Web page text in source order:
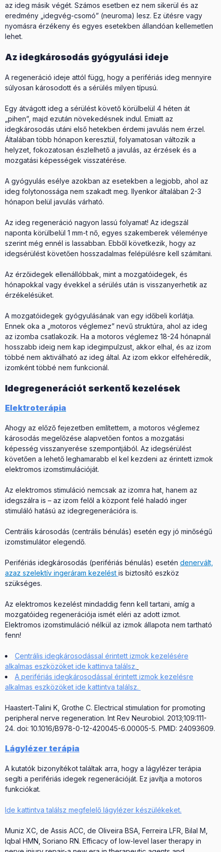
az ideg másik végét. Számos esetben ez nem sikerül és az
eredmény „idegvég-csomó” (neuroma) lesz. Ez ütésre vagy
nyomásra érzékeny és egyes esetekben állandóan kellemetlen
lehet.
Az idegkárosodás gyógyulási ideje
A regeneráció ideje attól függ, hogy a perifériás ideg mennyire
súlyosan károsodott és a sérülés milyen típusú.
Egy átvágott ideg a sérülést követő körülbelül 4 héten át
„pihen”, majd ezután növekedésnek indul. Emiatt az
idegkárosodás utáni első hetekben érdemi javulás nem érzel.
Általában több hónapon keresztül, folyamatosan változik a
helyzet, fokozatosan észlelhető a javulás, az érzések és a
mozgatási képességek visszatérése.
A gyógyulás esélye azokban az esetekben a legjobb, ahol az
ideg folytonossága nem szakadt meg. Ilyenkor általában 2-3
hónapon belül javulás várható.
Az ideg regeneráció nagyon lassú folyamat! Az idegszál
naponta körülbelül 1 mm-t nő, egyes szakemberek véleménye
szerint még ennél is lassabban. Ebből következik, hogy az
idegsérülést követően hosszadalmas felépülésre kell számítani.
Az érzőidegek ellenállóbbak, mint a mozgatóidegek, és
hónapokkal vagy évekkel a sérülés után is visszanyerhetik az
érzékelésüket.
A mozgatóidegek gyógyulásának van egy időbeli korlátja.
Ennek oka a „motoros véglemez” nevű struktúra, ahol az ideg
az izomba csatlakozik. Ha a motoros véglemez 18-24 hónapnál
hosszabb ideig nem kap idegimpulzust, akkor elhal, és az izom
többé nem aktiválható az ideg által. Az izom ekkor elfehéredik,
izomként többé nem funkcionál.
Idegregenerációt serkentő kezelések
Elektroterápia
Ahogy az előző fejezetben említettem, a motoros véglemez
károsodás megelőzése alapvetően fontos a mozgatási
képesség visszanyerése szempontjából. Az idegsérülést
követően a lehető leghamarabb el kel kezdeni az érintett izmok
elektromos izomstimulációját.
Az elektromos stimuláció nemcsak az izomra hat, hanem az
idegszálra is – az izom felől a központ felé haladó inger
stimuláló hatású az idegregenerációra is.
Centrális károsodás (centrális bénulás) esetén egy jó minőségű
izomstimulátor elegendő.
Perifériás idegkárosodás (perifériás bénulás) esetén denervált,
azaz szelektív ingeráram kezelést is biztosító eszköz
szükséges.
Az elektromos kezelést mindaddig fenn kell tartani, amíg a
mozgatóideg regenerációja ismét eléri az adott izmot.
Elektromos izomstimuláció nélkül az izmok állapota nem tartható
fenn!
Centrális idegkárosodással érintett izmok kezelésére
alkalmas eszközöket ide kattinva találsz.
A perifériás idegkárosodással érintett izmok kezelésre
alkalmas eszközöket ide kattintva találsz.
Haastert-Talini K, Grothe C. Electrical stimulation for promoting
peripheral nerve regeneration. Int Rev Neurobiol. 2013;109:111-
24. doi: 10.1016/B978-0-12-420045-6.00005-5. PMID: 24093609.
Lágylézer terápia
A kutatók bizonyítékot találtak arra, hogy a lágylézer terápia
segíti a perifériás idegek regenerációját. Ez javítja a motoros
funkciókat.
Ide kattintva találsz megfelelő lágylézer készülékeket.
Muniz XC, de Assis ACC, de Oliveira BSA, Ferreira LFR, Bilal M,
Iqbal HMN, Soriano RN. Efficacy of low-level laser therapy in